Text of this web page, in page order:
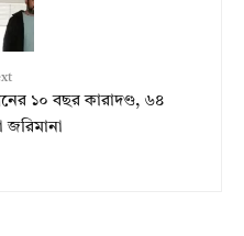
১০ বছর কারাদণ্ড, ৬৪
জরিমানা